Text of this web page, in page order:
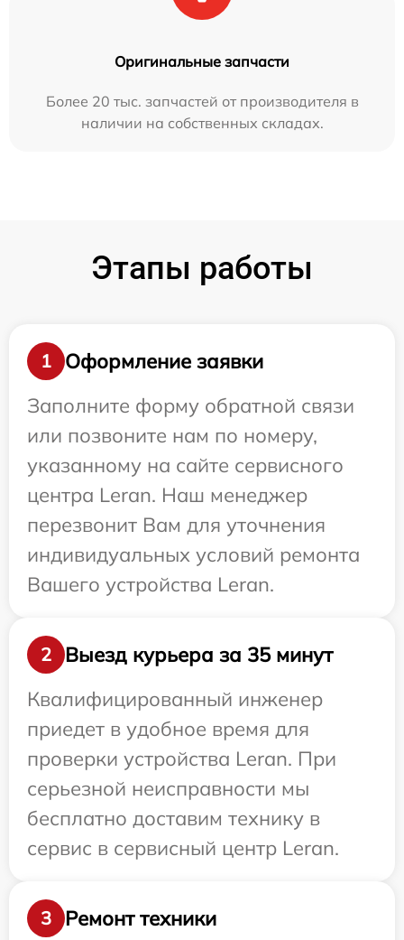
Оригинальные запчасти
Более 20 тыс. запчастей от производителя в
наличии на собственных складах.
Этапы работы
1
Оформление заявки
Заполните форму обратной связи
или позвоните нам по номеру,
указанному на сайте сервисного
центра Leran. Наш менеджер
перезвонит Вам для уточнения
индивидуальных условий ремонта
Вашего устройства Leran.
2
Выезд курьера за 35 минут
Квалифицированный инженер
приедет в удобное время для
проверки устройства Leran. При
серьезной неисправности мы
бесплатно доставим технику в
сервис в сервисный центр Leran.
3 Ремонт техники